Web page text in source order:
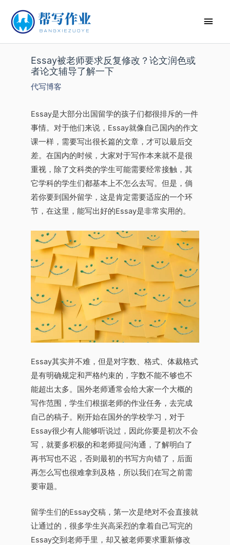
Essay被老师要求反复修改？论文润色或
者论文辅导了解一下
代写博客
Essay是大部分出国留学的孩子们都很排斥的一件
事情。对于他们来说，Essay就像自己国内的作文
课一样，需要写出很长篇的文章，才可以最后交
差。在国内的时候，大家对于写作本来就不是很
重视，除了文科类的学生可能需要经常接触，其
它学科的学生们都基本上不怎么去写。但是，倘
若你要到国外留学，这是肯定需要适应的一个环
节，在这里，能写出好的Essay是非常实用的。
Essay其实并不难，但是对字数、格式、体裁格式
是有明确规定和严格约束的，字数不能不够也不
能超出太多。国外老师通常会给大家一个大概的
写作范围，学生们根据老师的作业任务，去完成
自己的稿子。刚开始在国外的学校学习，对于
Essay很少有人能够听说过，因此你要是初次不会
写，就要多积极的和老师提问沟通，了解明白了
再书写也不迟，否则最初的书写方向错了，后面
再怎么写也很难拿到及格，所以我们在写之前需
要审题。
留学生们的Essay交稿，第一次是绝对不会直接就
让通过的，很多学生兴高采烈的拿着自己写完的
Essay交到老师手里，却又被老师要求重新修改